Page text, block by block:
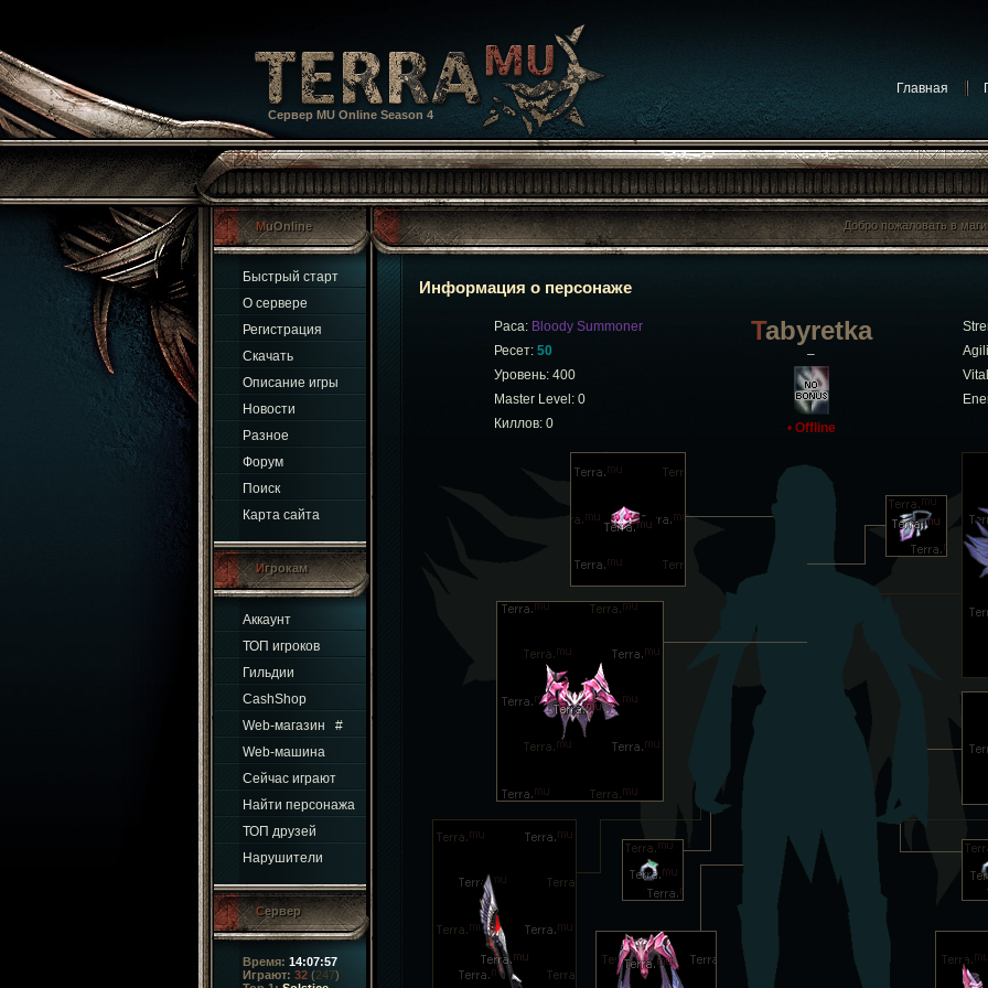
Сервер MU Online Season 4
Главная
MuOnline
Быстрый старт
О сервере
Регистрация
Скачать
Описание игры
Новости
Разное
Форум
Поиск
Карта сайта
Игрокам
Аккаунт
ТОП игроков
Гильдии
CashShop
Web-магазин
#
Web-машина
Сейчас играют
Найти персонажа
ТОП друзей
Нарушители
Сервер
Время: 14:07:57
Играют: 32 (247)
Добро пожаловать в
Добро пожаловать в
Информация о персонаже
Раса: Bloody Summoner Tabyretka
–
• Offline
Ресет: 50
Уровень: 400
Master Level: 0
Киллов: 0